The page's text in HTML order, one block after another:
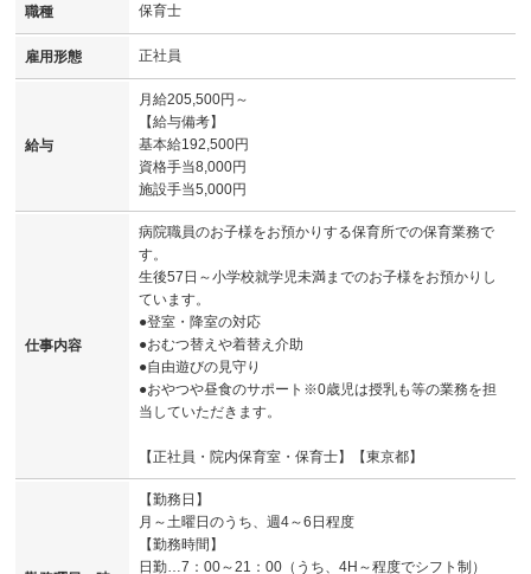
職種 保育士
雇用形態 正社員
給与
月給205,500円～
【給与備考】
基本給192,500円
資格手当8,000円
施設手当5,000円
仕事内容
病院職員のお子様をお預かりする保育所での保育業務で
す。
生後57日～小学校就学児未満までのお子様をお預かりし
ています。
●登室・降室の対応
●おむつ替えや着替え介助
●自由遊びの見守り
●おやつや昼食のサポート※0歳児は授乳も等の業務を担
当していただきます。
【正社員・院内保育室・保育士】【東京都】
【勤務日】
月～土曜日のうち、週4～6日程度
【勤務時間】
日勤…7：00～21：00（うち、4H～程度でシフト制）